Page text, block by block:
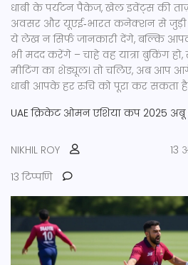
धाबी के पर्यटन पैकेज, खेल इवेंट्स की
अवसर और यूएई‑भारत कनेक्शन से जुड़ी
ये लेख न सिर्फ जानकारी देंगे, बल्कि
भी मदद करेंगे – चाहे वह यात्रा बुकिंग
मीटिंग का शेड्यूल। तो चलिए, अब आप
धाबी आपके हर रुचि को पूरा कर सकता
UAE क्रिकेट ओमन एशिया कप 2025 अबू
NIKHIL ROY
13
13 टिप्पणि